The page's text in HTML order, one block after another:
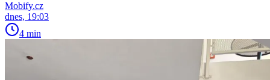
Mobify.cz
dnes, 19:03
4 min